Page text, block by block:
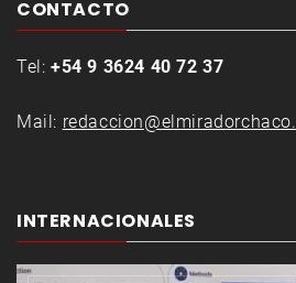
CONTACTO
Tel: +54 9 3624 40 72 37
Mail:
INTERNACIONALES